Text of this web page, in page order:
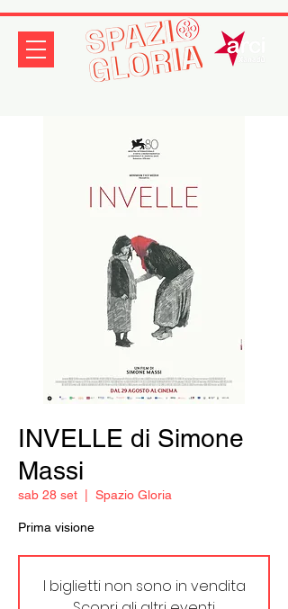
INVELLE di Simone
Massi
sab 28 set Spazio Gloria
Prima visione
I biglietti non sono in vendita